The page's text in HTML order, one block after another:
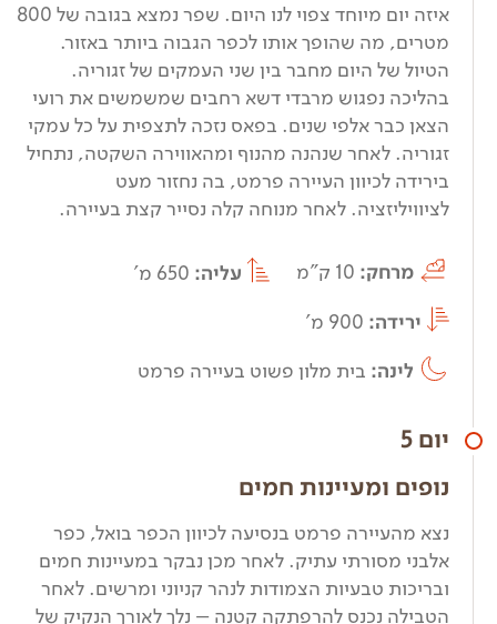
איזה יום מיוחד צפוי לנו היום. שפר נמצא בגובה של 800
מטרים, מה שהופך אותו לכפר הגבוה ביותר באזור.
הטיול של היום מחבר בין שני העמקים של זגוריה.
בהליכה נפגוש מרבדי דשא רחבים שמשמשים את רועי
הצאן כבר אלפי שנים. בפאס נזכה לתצפית על כל עמקי
זגוריה. לאחר שנהנה מהנוף ומהאווירה השקטה, נתחיל
בירידה לכיוון העיירה פרמט, בה נחזור מעט
לציוויליזציה. לאחר מנוחה קלה נסייר קצת בעיירה.
מרחק: 10 ק"מ עליה: 650 מ'
ירידה: 900 מ'
לינה: בית מלון פשוט בעיירה פרמט
יום 5
נופים ומעיינות חמים
נצא מהעיירה פרמט בנסיעה לכיוון הכפר בואל, כפר
אלבני מסורתי עתיק. לאחר מכן נבקר במעיינות חמים
ובריכות טבעיות הצמודות לנהר קניוני ומרשים. לאחר
הטבילה נכנס להרפתקה קטנה – נלך לאורך הנקיק של